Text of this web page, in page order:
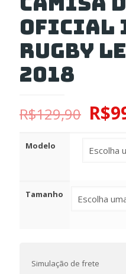
Oficial
Rugby
2018
R$129,90 R$
Modelo
Tamanho
Simulação de frete